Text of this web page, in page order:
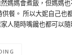
媽媽會煮飯，但媽媽
餐。 所以大妮自己也
人隨時嘴饞也都可以隨